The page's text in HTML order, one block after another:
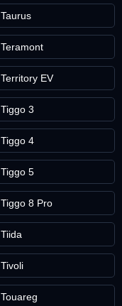
Taurus
Teramont
Territory EV
Tiggo 3
Tiggo 4
Tiggo 5
Tiggo 8 Pro
Tiida
Tivoli
Touareg